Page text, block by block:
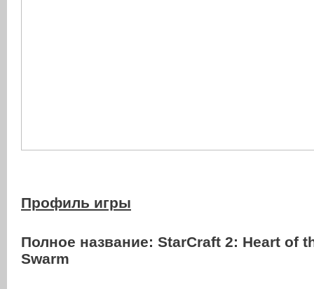
Профиль игры
Полное название: StarCraft 2: Heart of
Swarm